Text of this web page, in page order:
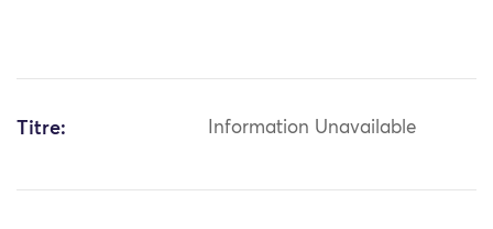
Titre: Information Unavailable